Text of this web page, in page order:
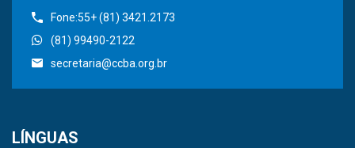
Fone:55+ (81) 3421.2173
(81) 99490-2122
secretaria@ccba.org.br
LÍNGUAS